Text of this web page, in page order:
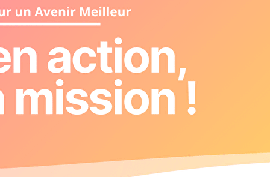
Sortie avec les enfants de ARE
Ateliers
Forum des métiers
Mobilisation a l'emploi
Ajoutez un logo, un bouton, des réseaux sociaux
Cliquez pour éditer
Badamiers